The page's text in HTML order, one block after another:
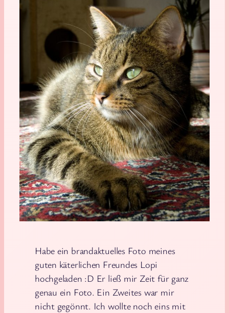
Habe ein brandaktuelles Foto meines
guten käterlichen Freundes Lopi
hochgeladen :D Er ließ mir Zeit für ganz
genau ein Foto. Ein Zweites war mir
nicht gegönnt. Ich wollte noch eins mit